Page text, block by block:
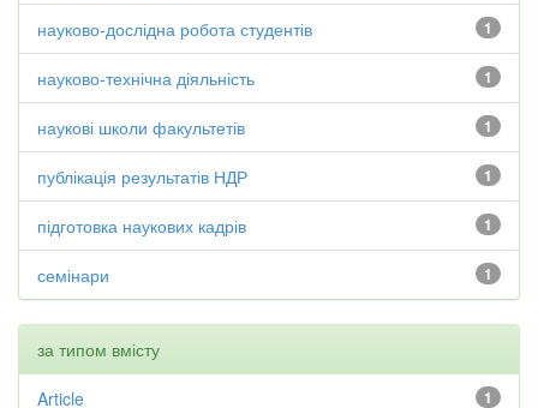
1
науково-дослідна робота студентів
1
науково-технічна діяльність
1
наукові школи факультетів
1
публікація результатів НДР
1
підготовка наукових кадрів
1
семінари
за типом вмісту
1
Article